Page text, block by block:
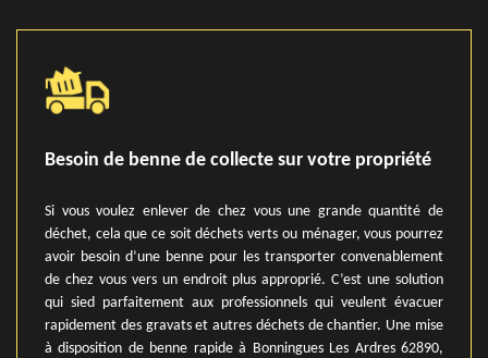
Besoin de benne de collecte sur votre propriété
Si vous voulez enlever de chez vous une grande quantité de
déchet, cela que ce soit déchets verts ou ménager, vous pourrez
avoir besoin d’une benne pour les transporter convenablement
de chez vous vers un endroit plus approprié. C’est une solution
qui sied parfaitement aux professionnels qui veulent évacuer
rapidement des gravats et autres déchets de chantier. Une mise
à disposition de benne rapide à Bonningues Les Ardres 62890,